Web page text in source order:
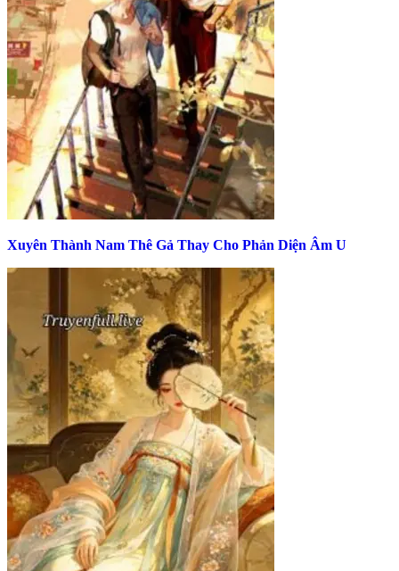
Xuyên Thành Nam Thê Gả Thay Cho Phản Diện Âm U